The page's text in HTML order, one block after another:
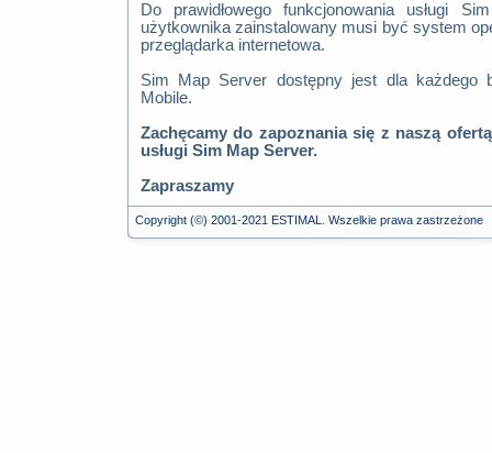
Do prawidłowego funkcjonowania usługi
użytkownika zainstalowany musi być system
przeglądarka internetowa.
Sim Map Server dostępny jest dla każdego
Mobile.
Zachęcamy do zapoznania się z naszą
usługi Sim Map Server.
Zapraszamy
Copyright (©) 2001-2021 ESTIMAL. Wszelkie prawa zastrzeżone